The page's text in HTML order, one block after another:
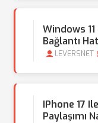
Windows 11
Bağlantı
LEVERSNET
IPhone 17
Paylaşımı